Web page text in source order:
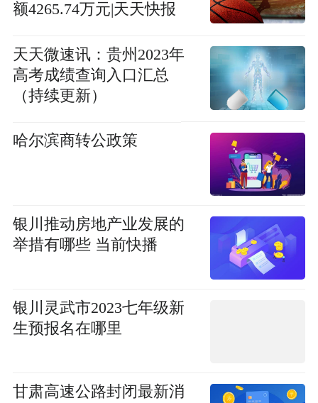
额4265.74万元|天天快报
天天微速讯：贵州2023年
高考成绩查询入口汇总
（持续更新）
哈尔滨商转公政策
银川推动房地产业发展的
举措有哪些 当前快播
银川灵武市2023七年级新
生预报名在哪里
甘肃高速公路封闭最新消